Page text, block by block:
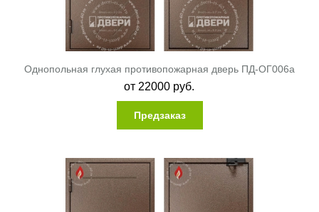
Однопольная глухая противопожарная дверь ПД-ОГ006a
от 22000 руб.
Предзаказ